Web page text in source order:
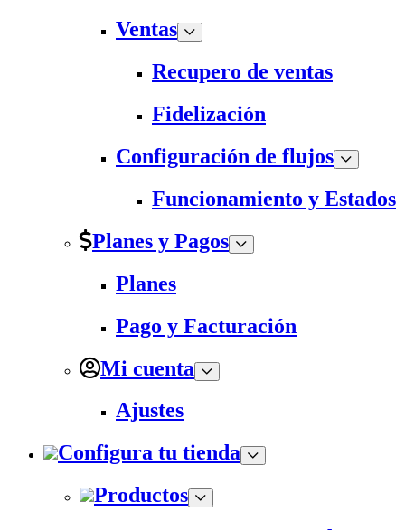
Ventas
Recupero de ventas
Fidelización
Configuración de flujos
Funcionamiento y Estados
Planes y Pagos
Planes
Pago y Facturación
Mi cuenta
Ajustes
Configura tu tienda
Productos